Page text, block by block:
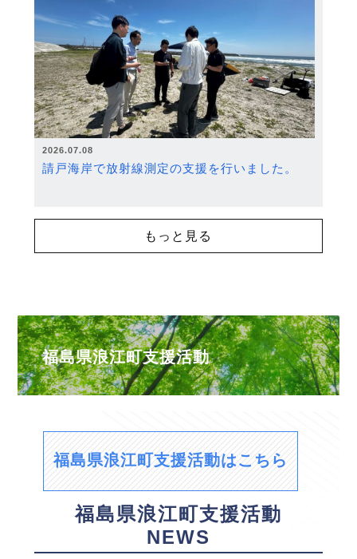
2026.07.08
請戸海岸で放射線測定の支援を行いました。
もっと見る
福島県浪江町支援活動
福島県浪江町支援活動はこちら
福島県浪江町支援活動
NEWS